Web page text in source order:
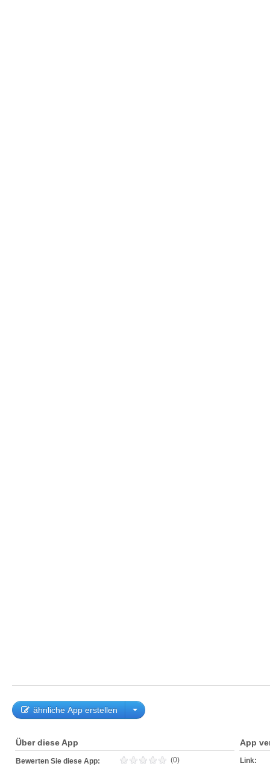
ähnliche App erstellen
Über diese App
Bewerten Sie diese App: (0)
App
Link: